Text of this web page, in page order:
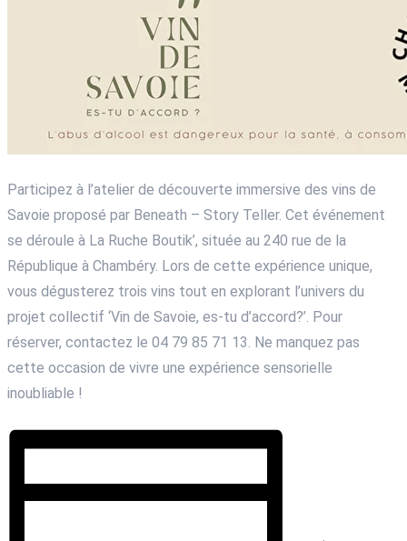
Participez à l’atelier de découverte immersive des vins de
Savoie proposé par Beneath – Story Teller. Cet événement
se déroule à La Ruche Boutik’, située au 240 rue de la
République à Chambéry. Lors de cette expérience unique,
vous dégusterez trois vins tout en explorant l’univers du
projet collectif ‘Vin de Savoie, es-tu d’accord?’. Pour
réserver, contactez le 04 79 85 71 13. Ne manquez pas
cette occasion de vivre une expérience sensorielle
inoubliable !